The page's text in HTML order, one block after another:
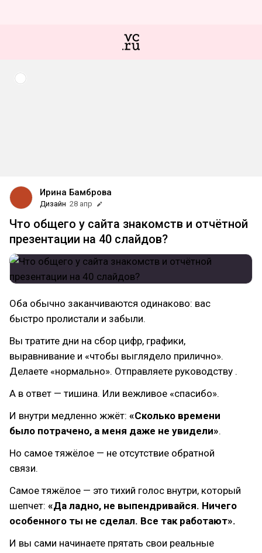
Ирина Бамброва
Дизайн 28 апр
Что общего у сайта знакомств и отчётной
презентации на 40 слайдов?
Оба обычно заканчиваются одинаково: вас
быстро пролистали и забыли.
Вы тратите дни на сбор цифр, графики,
выравнивание и «чтобы выглядело прилично».
Делаете «нормально». Отправляете руководству .
А в ответ — тишина. Или вежливое «спасибо».
И внутри медленно жжёт: «Сколько времени
было потрачено, а меня даже не увидели».
Но самое тяжёлое — не отсутствие обратной
связи.
Самое тяжёлое — это тихий голос внутри, который
шепчет: «Да ладно, не выпендривайся. Ничего
особенного ты не сделал. Все так работают».
И вы сами начинаете прятать свои реальные